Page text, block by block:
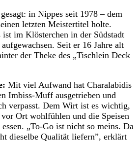
in Nippes seit 1978 – dem
letzten Meistertitel holte.
im Klösterchen in der Südstadt
Seit er 16 Jahre alt
der Theke des „Tischlein Deck
Mit viel Aufwand hat Charalabidis
Imbiss-Muff ausgetrieben und
verpasst. Dem Wirt ist es wichtig,
vor Ort wohlfühlen und die Speisen
„To-Go ist nicht so meins. Da
dieselbe Qualität liefern”, erklärt